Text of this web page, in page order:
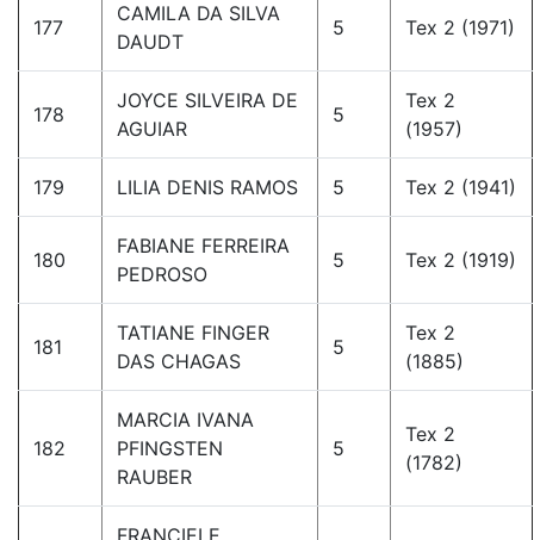
177
CAMILA DA SILVA
DAUDT
5 Tex 2 (1971)
178
JOYCE SILVEIRA DE
AGUIAR
5
Tex 2
(1957)
179 LILIA DENIS RAMOS 5 Tex 2 (1941)
180
FABIANE FERREIRA
PEDROSO
5 Tex 2 (1919)
181
TATIANE FINGER
DAS CHAGAS
5
Tex 2
(1885)
182
MARCIA IVANA
PFINGSTEN
RAUBER
5
Tex 2
(1782)
FRANCIELE